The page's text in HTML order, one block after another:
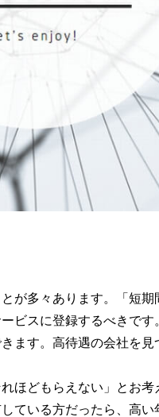
が多々あります。「短
ビスに登録するべきです
ます。高待遇の会社を
ほどもらえない」とお
ている方だったら、高